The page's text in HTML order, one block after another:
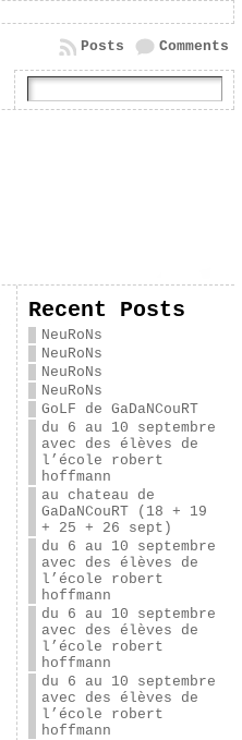
Comments
Posts
Recent Posts
NeuRoNs
NeuRoNs
NeuRoNs
NeuRoNs
GoLF de GaDaNCouRT
du 6 au 10 septembre
avec des élèves de
l’école robert
hoffmann
au chateau de
GaDaNCouRT (18 + 19
+ 25 + 26 sept)
du 6 au 10 septembre
avec des élèves de
l’école robert
hoffmann
du 6 au 10 septembre
avec des élèves de
l’école robert
hoffmann
du 6 au 10 septembre
avec des élèves de
l’école robert
hoffmann